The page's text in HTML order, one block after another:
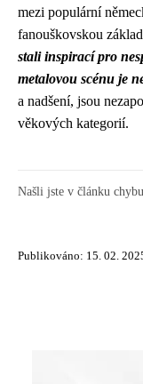
mezi populární
fanouškovskou
stali inspirací pro
metalovou scénu je
a nadšení, jsou
věkových kategorií.
Našli jste v článku
Publikováno: 15. 02.